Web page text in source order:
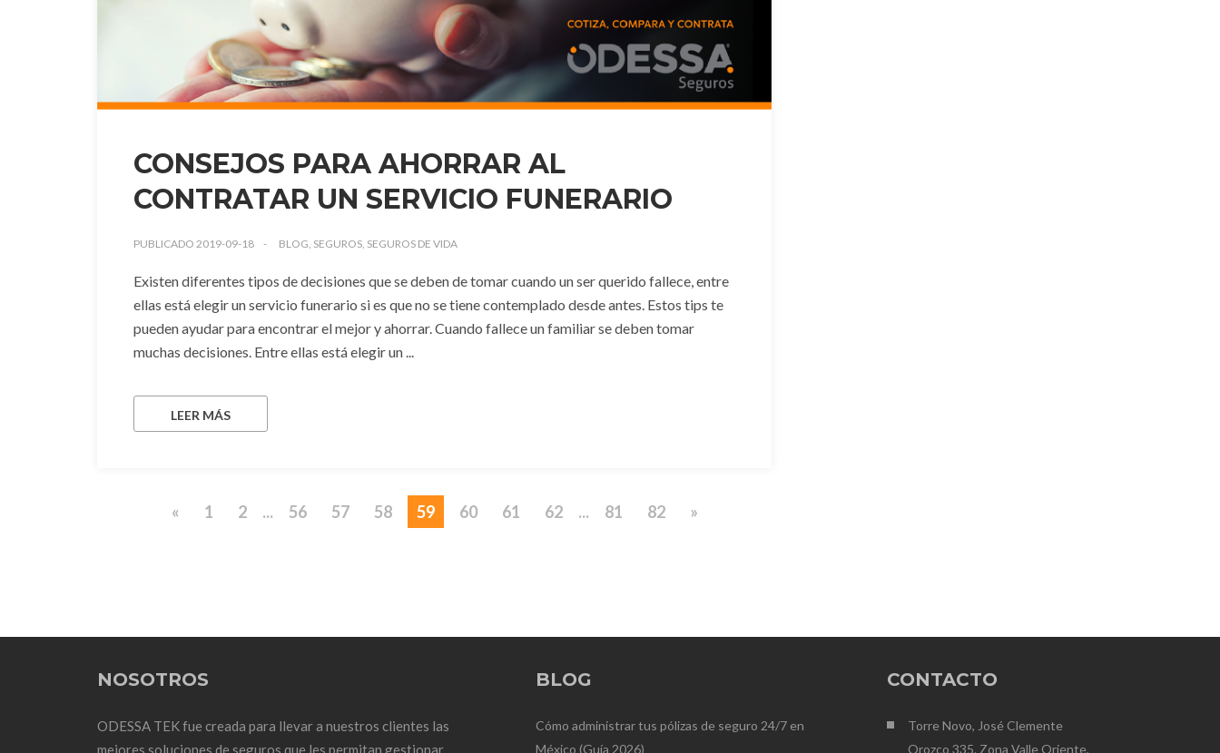
CONSEJOS PARA AHORRAR AL
CONTRATAR UN SERVICIO FUNERARIO
PUBLICADO 2019-09-18 BLOG, SEGUROS, SEGUROS DE VIDA
Existen diferentes tipos de decisiones que se deben de tomar cuando un ser querido fallece, entre
ellas está elegir un servicio funerario si es que no se tiene contemplado desde antes. Estos tips te
pueden ayudar para encontrar el mejor y ahorrar. Cuando fallece un familiar se deben tomar
muchas decisiones. Entre ellas está elegir un ...
LEER MÁS
« 1 2 ... 56 57 58 59 60 61 62 ... 81 82 »
NOSOTROS
ODESSA TEK fue creada para llevar a nuestros clientes las
mejores soluciones de seguros que les permitan gestionar
BLOG
Cómo administrar tus pólizas de seguro 24/7 en
México (Guía 2026)
CONTACTO
Torre Novo, José Clemente
Orozco 335, Zona Valle Oriente,